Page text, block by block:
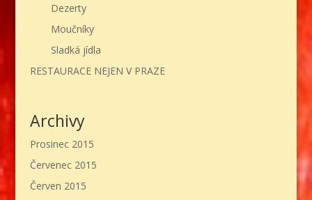
Dezerty
Moučníky
Sladká jídla
RESTAURACE NEJEN V PRAZE
Archivy
Prosinec 2015
Červenec 2015
Červen 2015